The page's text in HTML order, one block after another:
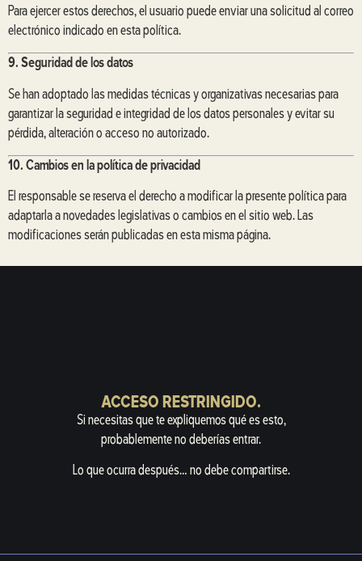
Para ejercer estos derechos, el usuario puede enviar una solicitud al correo
electrónico indicado en esta política.
9. Seguridad de los datos
Se han adoptado las medidas técnicas y organizativas necesarias para
garantizar la seguridad e integridad de los datos personales y evitar su
pérdida, alteración o acceso no autorizado.
10. Cambios en la política de privacidad
El responsable se reserva el derecho a modificar la presente política para
adaptarla a novedades legislativas o cambios en el sitio web. Las
modificaciones serán publicadas en esta misma página.
ACCESO RESTRINGIDO.
Si necesitas que te expliquemos qué es esto,
probablemente no deberías entrar.
Lo que ocurra después… no debe compartirse.